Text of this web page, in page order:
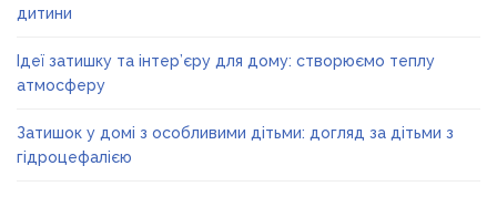
дитини
Ідеї затишку та інтер’єру для дому: створюємо теплу
атмосферу
Затишок у домі з особливими дітьми: догляд за дітьми з
гідроцефалією